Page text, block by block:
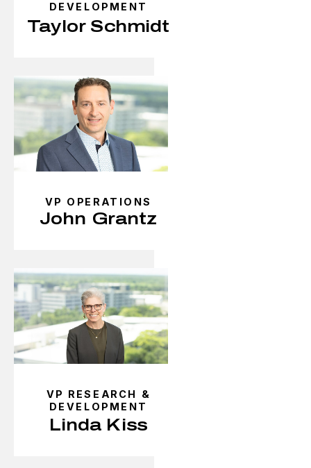
DEVELOPMENT
Taylor Schmidt
VP OPERATIONS
John Grantz
VP RESEARCH &
DEVELOPMENT
Linda Kiss